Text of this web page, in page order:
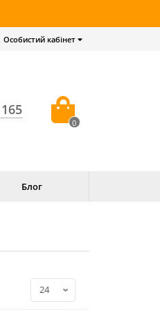
Особистий кабінет
0
Блог